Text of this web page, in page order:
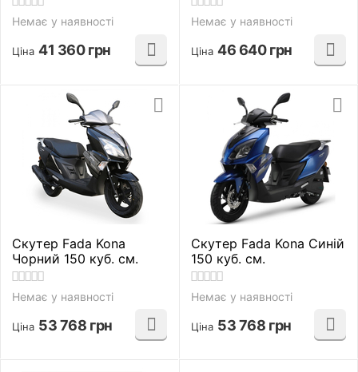
Немає у наявності
Ціна 41 360 грн
Немає у наявності
Ціна 46 640 грн
Скутер Fada Kona
Чорний 150 куб. см.
Немає у наявності
Ціна 53 768 грн
Скутер Fada Kona Синій
150 куб. см.
Немає у наявності
Ціна 53 768 грн